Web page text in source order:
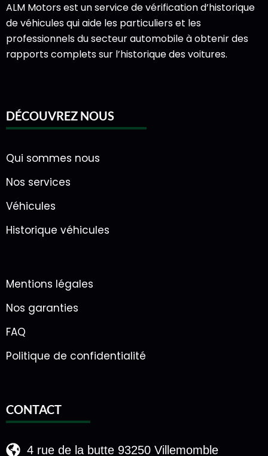
ALM Motors est un service de vérification d’historique
de véhicules qui aide les particuliers et les
professionnels du secteur automobile à obtenir des
rapports complets sur l’historique des voitures.
DÉCOUVREZ NOUS
Qui sommes nous
Nos services
Véhicules
Historique véhicules
Mentions légales
Nos garanties
FAQ
Politique de confidentialité
CONTACT
4 rue de la butte 93250 Villemomble